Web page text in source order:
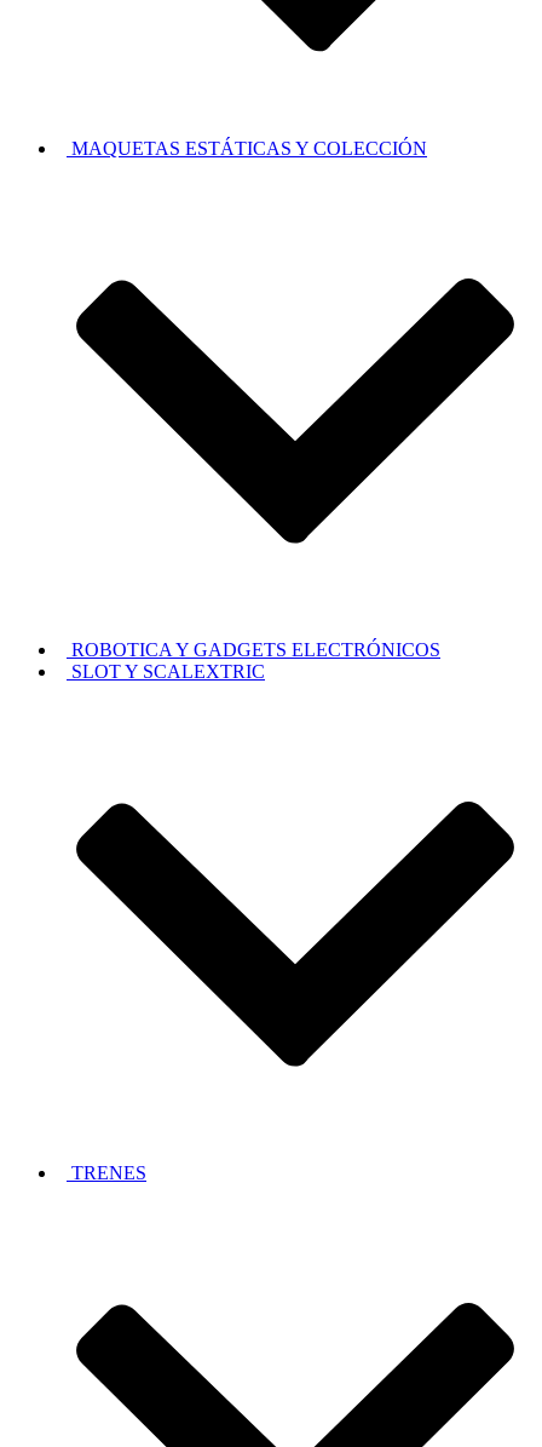
MAQUETAS ESTÁTICAS Y COLECCIÓN
ROBOTICA Y GADGETS ELECTRÓNICOS
SLOT Y SCALEXTRIC
TRENES